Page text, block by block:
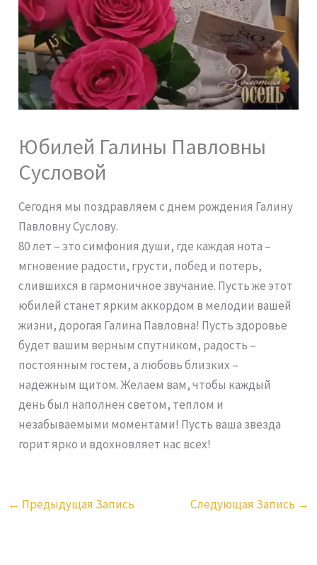
Юбилей Галины Павловны
Сусловой
Сегодня мы поздравляем с днем рождения Галину
Павловну Суслову.
80 лет – это симфония души, где каждая нота –
мгновение радости, грусти, побед и потерь,
слившихся в гармоничное звучание. Пусть же этот
юбилей станет ярким аккордом в мелодии вашей
жизни, дорогая Галина Павловна! Пусть здоровье
будет вашим верным спутником, радость –
постоянным гостем, а любовь близких –
надежным щитом. Желаем вам, чтобы каждый
день был наполнен светом, теплом и
незабываемыми моментами! Пусть ваша звезда
горит ярко и вдохновляет нас всех!
← Предыдущая Запись Следующая Запись →